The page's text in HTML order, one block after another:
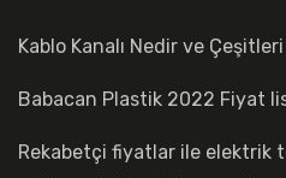
Kablo Kanalı Nedir ve Çeşitleri
Babacan Plastik 2022 Fiyat
Rekabetçi fiyatlar ile elektrik